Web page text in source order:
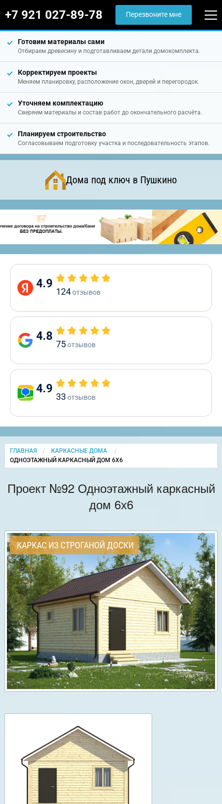
+7 921 027-89-78 Перезвоните мне
Готовим материалы сами
Отбираем древесину и подготавливаем детали домокомплекта.
Корректируем проекты
Меняем планировку, расположение окон, дверей и перегородок.
Уточняем комплектацию
Сверяем материалы и состав работ до окончательного расчёта.
Планируем строительство
Согласовываем подготовку участка и последовательность этапов.
Дома под ключ в Пушкино
4.9
124отзывов
4.8
75отзывов
4.9
33 отзывов
ГЛАВНАЯ
КАРКАСНЫЕ ДОМА
CURRENT:
ОДНОЭТАЖНЫЙ КАРКАСНЫЙ ДОМ 6Х6
Проект №92 Одноэтажный каркасный
дом 6х6
КАРКАС ИЗ СТРОГАНОЙ ДОСКИ